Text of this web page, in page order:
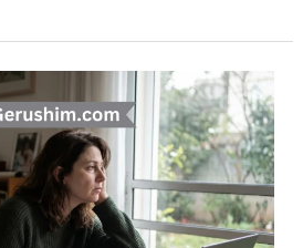
משפטי
בחינם
לפני
גירושין